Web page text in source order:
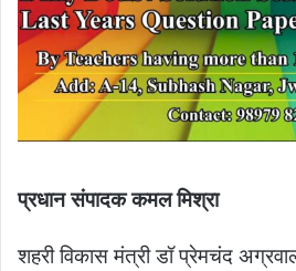
प्रधान संपादक कमल मिश्रा
शहरी विकास मंत्री डॉ प्रेमचंद